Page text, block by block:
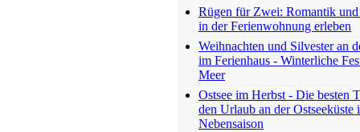
Rügen für Zwei: Romantik
in der Ferienwohnung erleben
Weihnachten und Silvester an
im Ferienhaus - Winterliche
Meer
Ostsee im Herbst - Die besten
den Urlaub an der Ostseeküste
Nebensaison